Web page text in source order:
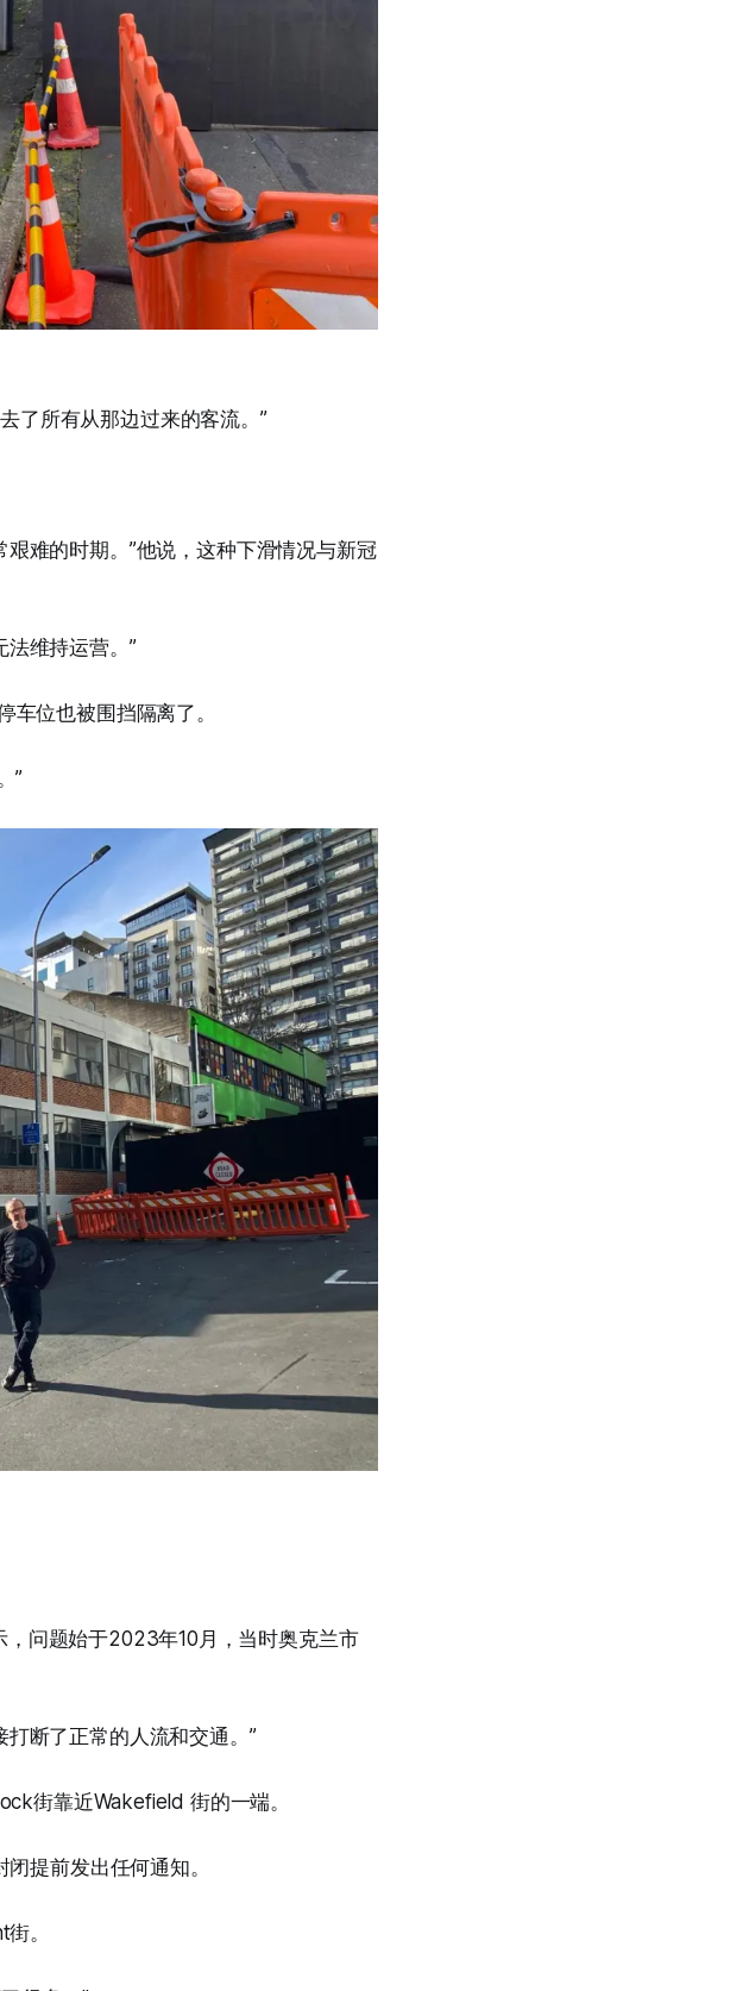
了所有从那边过来的客流。”
难的时期。”他说，这种下滑情况与新冠
维持运营。”
车位也被围挡隔离了。
”
问题始于2023年10月，当时奥克兰市
断了正常的人流和交通。”
街靠近Wakefield 街的一端。
提前发出任何通知。
。